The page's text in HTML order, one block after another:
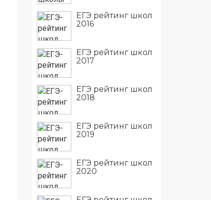
ЕГЭ рейтинг школ
2016
ЕГЭ рейтинг школ
2017
ЕГЭ рейтинг школ
2018
ЕГЭ рейтинг школ
2019
ЕГЭ рейтинг школ
2020